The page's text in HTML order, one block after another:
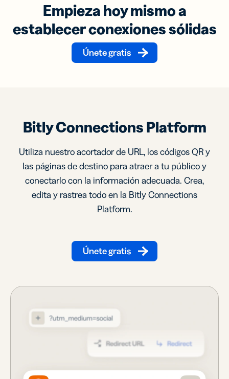
Empieza hoy mismo a
establecer conexiones sólidas
Únete gratis
Bitly Connections Platform
Utiliza nuestro acortador de URL, los códigos QR y
las páginas de destino para atraer a tu público y
conectarlo con la información adecuada. Crea,
edita y rastrea todo en la Bitly Connections
Platform.
Únete gratis